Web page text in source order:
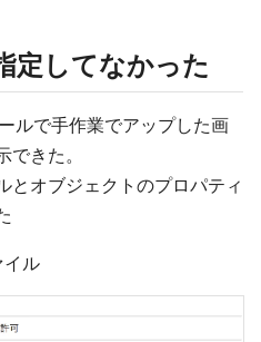
してなかった
ルで手作業でアップした画
きた。
オブジェクトのプロパティ
ル